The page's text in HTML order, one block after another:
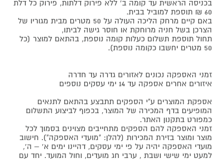
בכניסה הראשית עד קומה ב' ללא פירוק דלתות, פירוק כל דלת
60 ₪ תוספת למוביל בבית.
באם קיים מרחק הליכה העולה על 50 מטרים מבית מגוריו של
הצרכן בשל חניה מרוחקת או חוסר גישה לביתו,
תחול תוספת תשלום כעלות קומה נוספת, בהתאם למוצר (כל
50 מטרים יחשבו כקומה נוספת).
זמני האספקה נכונים לאזורים גדרה עד חדרה
איזורים אחרים אספקה עד 14 ימי עסקים נוספים
אספקת המוצרים ע"י הספקים תתבצע בהתאם לתנאים
המופיעים בדף המכירה של המוצר, בכפוף לביצוע התשלום
כמפורט בתקנון האתר.
זמני האספקה להם הספקים מתחייבים מצוינים בסמוך לכל
מוצר ומוצר בזירת המכירות (להלן: "מועדי האספקה"). חישוב
מועדי האספקה יהיה על פי ימי עסקים, דהיינו ימים א' – ה',
למעט ימי שישי ושבת , ערבי חג מועדים, וחול המועד. יחד עם